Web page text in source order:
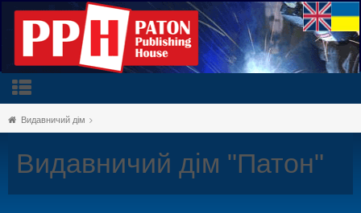
Видавничий дім
Видавничий дім "Патон"